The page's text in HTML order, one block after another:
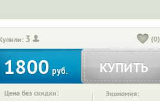
3 (0)
1800руб. КУПИТЬ
Цена без скидки: Экономия: